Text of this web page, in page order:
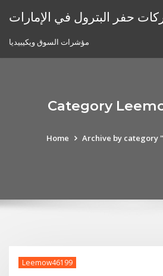
حفر البترول في الإمارات
مؤشرات السوق ويكيبيديا
Category
Home Archive by category
Leemow46199